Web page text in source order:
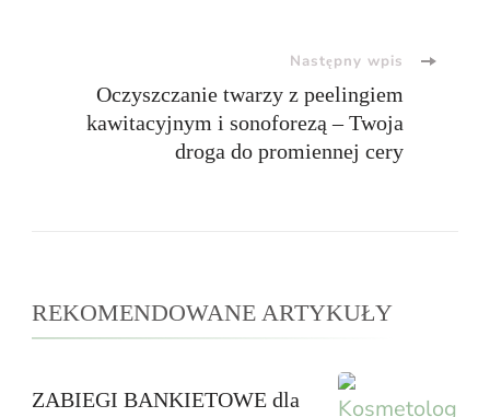
Następny wpis
Oczyszczanie twarzy z peelingiem
kawitacyjnym i sonoforezą – Twoja
droga do promiennej cery
REKOMENDOWANE ARTYKUŁY
ZABIEGI BANKIETOWE dla